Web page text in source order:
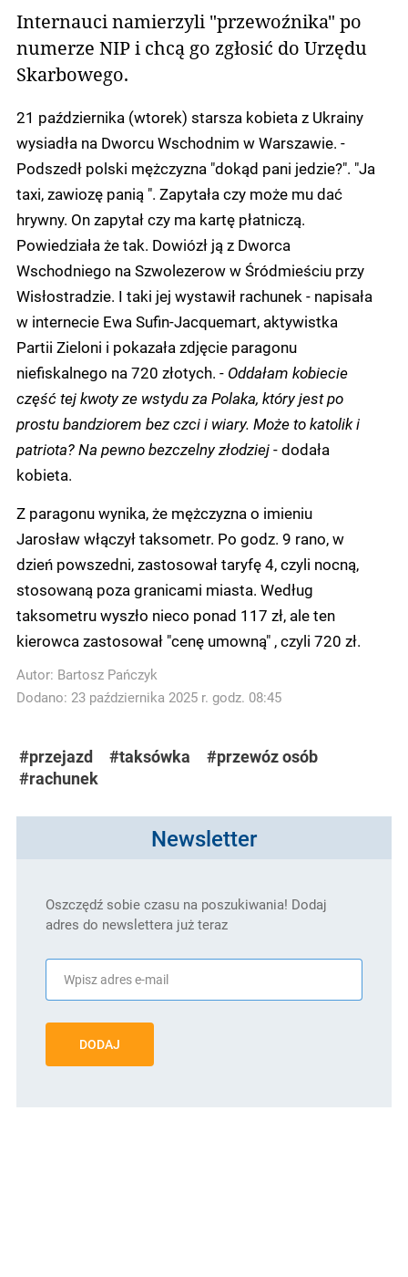
Internauci namierzyli "przewoźnika" po
numerze NIP i chcą go zgłosić do Urzędu
Skarbowego.
21 października (wtorek) starsza kobieta z Ukrainy
wysiadła na Dworcu Wschodnim w Warszawie. -
Podszedł polski mężczyzna "dokąd pani jedzie?". "Ja
taxi, zawiozę panią ". Zapytała czy może mu dać
hrywny. On zapytał czy ma kartę płatniczą.
Powiedziała że tak. Dowiózł ją z Dworca
Wschodniego na Szwolezerow w Śródmieściu przy
Wisłostradzie. I taki jej wystawił rachunek - napisała
w internecie Ewa Sufin-Jacquemart, aktywistka
Partii Zieloni i pokazała zdjęcie paragonu
niefiskalnego na 720 złotych. - Oddałam kobiecie
część tej kwoty ze wstydu za Polaka, który jest po
prostu bandziorem bez czci i wiary. Może to katolik i
patriota? Na pewno bezczelny złodziej- dodała
kobieta.
Z paragonu wynika, że mężczyzna o imieniu
Jarosław włączył taksometr. Po godz. 9 rano, w
dzień powszedni, zastosował taryfę 4, czyli nocną,
stosowaną poza granicami miasta. Według
taksometru wyszło nieco ponad 117 zł, ale ten
kierowca zastosował "cenę umowną" , czyli 720 zł.
Autor: Bartosz Pańczyk
Dodano: 23 października 2025 r. godz. 08:45
#przejazd #taksówka
#przewóz osób
#rachunek
Newsletter
Oszczędź sobie czasu na poszukiwania! Dodaj
adres do newslettera już teraz
DODAJ